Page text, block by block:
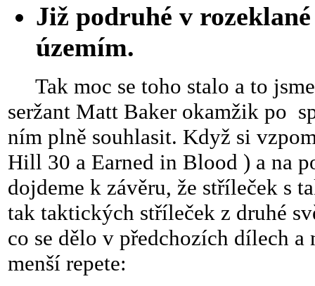
Již podruhé v
územím.
Tak moc se toho stalo a to
seržant Matt Baker okamžik po
ním plně souhlasit. Když si
Hill 30 a Earned in Blood ) a na
dojdeme k závěru, že stříleček s
tak taktických stříleček z druhé
co se dělo v předchozích dílech
menší repete: